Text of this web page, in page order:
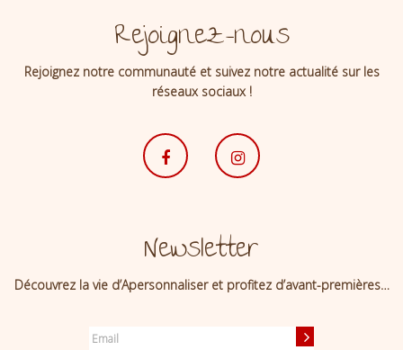
Rejoignez-nous
Rejoignez notre communauté et suivez notre actualité sur les
réseaux sociaux !
Newsletter
Découvrez la vie d’Apersonnaliser et profitez d’avant-premières…